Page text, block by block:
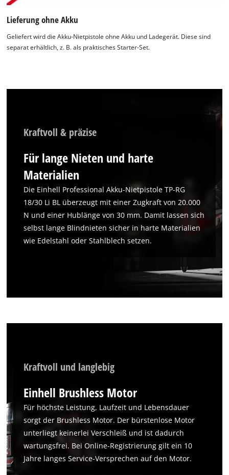
Wir benötigen deine Zustimmung, um
Google Maps laden zu können!
This content is not permitted to load due
to trackers that are not disclosed to the
visitor. The website owner needs to setup
the site with their CMP to add this content
Usercentrics Consent
Management Platform
Lieferung ohne Akku
Geliefert wird die Akku-Nietpistole ohne Akku und Ladegerät. Diese sind
separat erhältlich, z. B. als praktisches Starter-Set.
Kraftvoll & präzise
Für lange Nieten und harte
Materialien
Die Einhell Professional Akku-Nietpistole TP-RG
18/30 Li BL überzeugt mit einer Zugkraft von 20.000
N und einer Hublänge von 30 mm. Damit lassen sich
selbst lange Blindnieten sicher in harte Materialien
wie Edelstahl oder Stahlblech setzen.
Kraftvoll und langlebig
Einhell Brushless Motor
Für höchste Leistung, Laufzeit und Lebensdauer
sorgt der Brushless Motor. Der bürstenlose Motor
unterliegt keinerlei Verschleiß und ist dadurch
wartungsfrei. Bei Online-Registrierung gilt ein 10
Jahre langes Service-Versprechen auf den Motor.